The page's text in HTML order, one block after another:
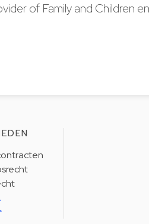
of Family and Children